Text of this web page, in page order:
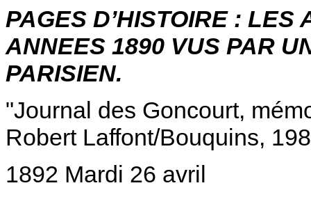
PAGES D’HISTOIRE : LES
ANNEES 1890 VUS PAR
PARISIEN.
"Journal des Goncourt,
Robert Laffont/Bouquins,
1892 Mardi 26 avril